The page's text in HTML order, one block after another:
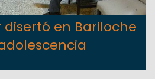
disertó en Bariloche